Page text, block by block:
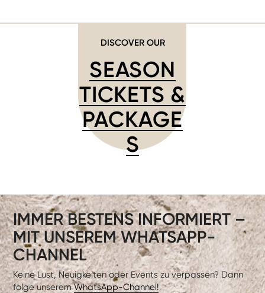
DISCOVER OUR
SEASON
TICKETS &
PACKAGE
S
IMMER BESTENS INFORMIERT –
MIT UNSEREM WHATSAPP-
CHANNEL
Keine Lust, Neuigkeiten oder Events zu verpassen? Dann
folge unseremWhatsApp-Channel!